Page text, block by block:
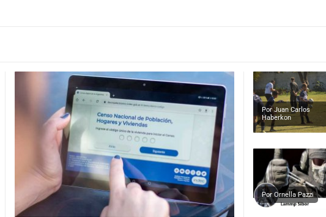
Por Juan Carlos
Haberkon
Por Ornella Pazzi